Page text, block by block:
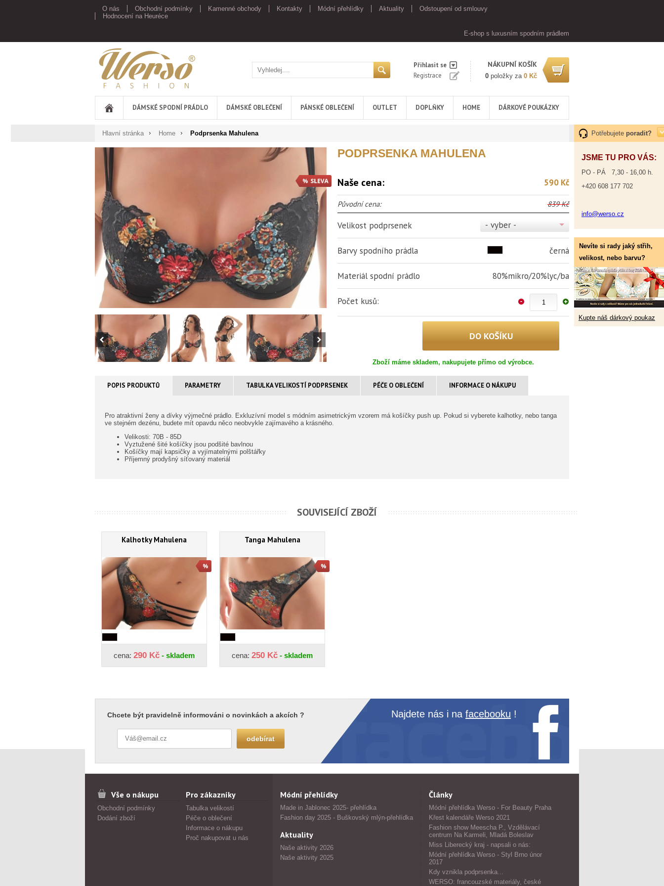
O nás Obchodní podmínky Kamenné obchody Kontakty Módní přehlídky Aktuality
Odstoupení od smlouvy
Hodnocení na Heuréce
E-shop s luxusním spodním prádlem
Werso
Přihlasit se
Registrace
NÁKUPNÍ KOŠÍK
0 položky za 0 Kč
DÁMSKÉ SPODNÍ PRÁDLO DÁMSKÉ OBLEČENÍ PÁNSKÉ OBLEČENÍ OUTLET DOPLŇKY HOME DÁRKOVÉ POUKÁZKY
Potřebujete poradit?
JSME TU PRO VÁS:
PO - PÁ 7,30 - 16,00 h.
+420 608 177 702
info@werso.cz
Nevíte si rady jaký střih,
velikost, nebo barvu?
Kupte náš dárkový poukaz
Hlavní stránka Home Podprsenka Mahulena
PODPRSENKA MAHULENA
Naše cena: 590 Kč
Původní cena: 839 Kč
Velikost podprsenek - vyber -
Barvy spodního prádla černá
Materiál spodní prádlo 80%mikro/20%lyc/ba
Počet kusů:
Zboží máme skladem, nakupujete přímo od výrobce.
POPIS PRODUKTŮ PARAMETRY TABULKA VELIKOSTÍ PODPRSENEK PÉČE O OBLEČENÍ INFORMACE O NÁKUPU
Pro atraktivní ženy a dívky výjmečné prádlo. Exkluzívní model s módním asimetrickým vzorem má košíčky push up. Pokud si vyberete kalhotky, nebo tanga
ve stejném dezénu, budete mít opavdu něco neobvykle zajímavého a krásného.
Velikosti: 70B - 85D
Vyztužené šité košíčky jsou podšité bavlnou
Košíčky mají kapsičky a vyjímatelnými polštářky
Příjemný prodyšný síťovaný materiál
SOUVISEJÍCÍ ZBOŽÍ
Kalhotky Mahulena
cena: 290 Kč - skladem
Tanga Mahulena
cena: 250 Kč - skladem
Chcete být pravidelně informováni o novinkách a akcích ? Najdete nás i na facebooku !
Vše o nákupu
Obchodní podmínky
Dodání zboží
Pro zákazníky
Tabulka velikostí
Péče o oblečení
Informace o nákupu
Proč nakupovat u nás
Módní přehlídky
Made in Jablonec 2025- přehlídka
Fashion day 2025 - Buškovský mlýn-přehlídka
Aktuality
Naše aktivity 2026
Naše aktivity 2025
Články
Módní přehlídka Werso - For Beauty Praha
Křest kalendáře Werso 2021
Fashion show Meescha P., Vzdělávací
centrum Na Karmeli, Mladá Boleslav
Miss Liberecký kraj - napsali o nás:
Módní přehlídka Werso - Styl Brno únor
2017
Kdy vznikla podprsenka...
WERSO: francouzské materiály, české